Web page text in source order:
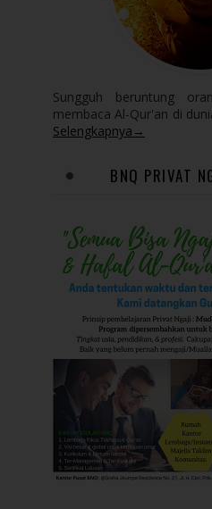
Sungguh beruntung
membaca Al-Qur'an di
Selengkapnya→
BNQ PRIVAT